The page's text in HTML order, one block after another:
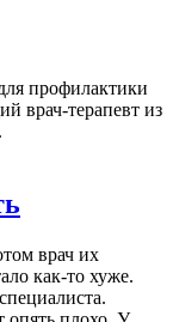
профилактики
врач-терапевт из
врач их
как-то хуже.